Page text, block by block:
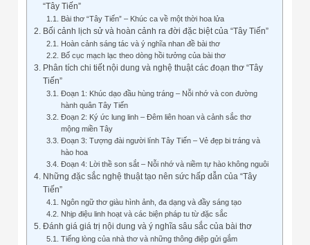
“Tây Tiến”
Bài thơ “Tây Tiến” – Khúc ca về một thời hoa lửa
Bối cảnh lịch sử và hoàn cảnh ra đời đặc biệt của “Tây Tiến”
Hoàn cảnh sáng tác và ý nghĩa nhan đề bài thơ
Bố cục mạch lạc theo dòng hồi tưởng của bài thơ
Phân tích chi tiết nội dung và nghệ thuật các đoạn thơ “Tây
Tiến”
Đoạn 1: Khúc dạo đầu hùng tráng – Nỗi nhớ và con đường
hành quân Tây Tiến
Đoạn 2: Ký ức lung linh – Đêm liên hoan và cảnh sắc thơ
mộng miền Tây
Đoạn 3: Tượng đài người lính Tây Tiến – Vẻ đẹp bi tráng và
hào hoa
Đoạn 4: Lời thề son sắt – Nỗi nhớ và niềm tự hào không nguôi
Những đặc sắc nghệ thuật tạo nên sức hấp dẫn của “Tây
Tiến”
Ngôn ngữ thơ giàu hình ảnh, đa dạng và đầy sáng tạo
Nhịp điệu linh hoạt và các biện pháp tu từ đặc sắc
Đánh giá giá trị nội dung và ý nghĩa sâu sắc của bài thơ
Tiếng lòng của nhà thơ và những thông điệp gửi gắm